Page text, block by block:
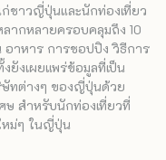
ชาวญี่ปุ่นและนักท่องเที่ยว
ากหลายครอบคลุมถึง 10
อาหาร การชอปปิง วิธีการ
ยังเผยแพร่ข้อมูลที่เป็น
ทต่างๆ ของญี่ปุ่นด้วย
ษ สำหรับนักท่องเที่ยวที่
หม่ๆ ในญี่ปุ่น